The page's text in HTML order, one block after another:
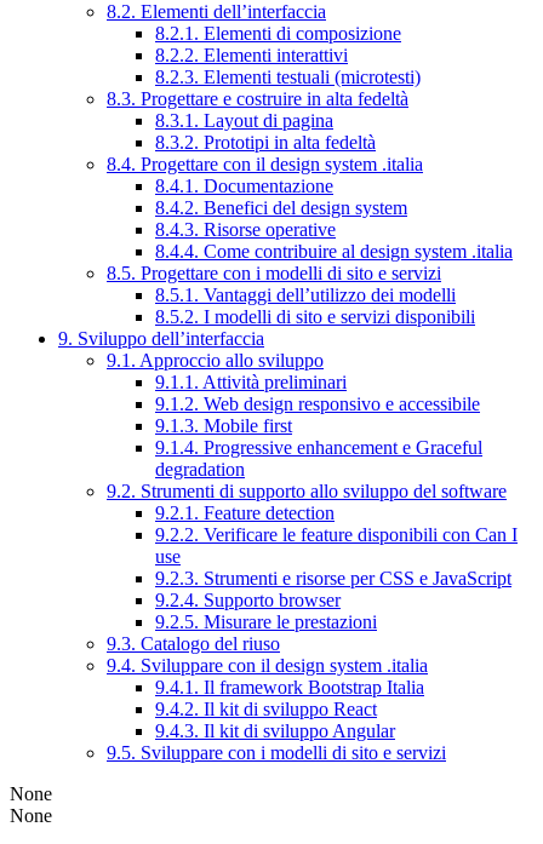
8.2. Elementi dell’interfaccia
8.2.1. Elementi di composizione
8.2.2. Elementi interattivi
8.2.3. Elementi testuali (microtesti)
8.3. Progettare e costruire in alta fedeltà
8.3.1. Layout di pagina
8.3.2. Prototipi in alta fedeltà
8.4. Progettare con il design system .italia
8.4.1. Documentazione
8.4.2. Benefici del design system
8.4.3. Risorse operative
8.4.4. Come contribuire al design system .italia
8.5. Progettare con i modelli di sito e servizi
8.5.1. Vantaggi dell’utilizzo dei modelli
8.5.2. I modelli di sito e servizi disponibili
9. Sviluppo dell’interfaccia
9.1. Approccio allo sviluppo
9.1.1. Attività preliminari
9.1.2. Web design responsivo e accessibile
9.1.3. Mobile first
9.1.4. Progressive enhancement e Graceful
degradation
9.2. Strumenti di supporto allo sviluppo del software
9.2.1. Feature detection
9.2.2. Verificare le feature disponibili con Can I
use
9.2.3. Strumenti e risorse per CSS e JavaScript
9.2.4. Supporto browser
9.2.5. Misurare le prestazioni
9.3. Catalogo del riuso
9.4. Sviluppare con il design system .italia
9.4.1. Il framework Bootstrap Italia
9.4.2. Il kit di sviluppo React
9.4.3. Il kit di sviluppo Angular
9.5. Sviluppare con i modelli di sito e servizi
None
None